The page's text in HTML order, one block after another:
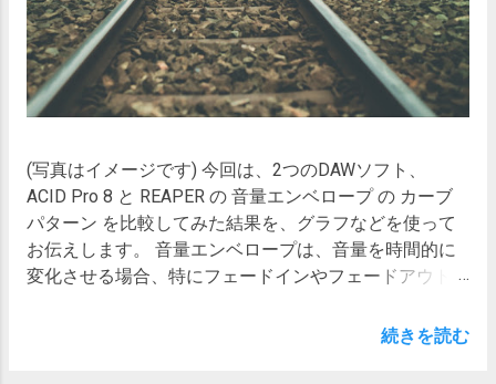
(写真はイメージです) 今回は、2つのDAWソフト、
ACID Pro 8 と REAPER の 音量エンベロープ の カーブ
パターン を比較してみた結果を、グラフなどを使って
お伝えします。 音量エンベロープは、音量を時間的に
変化させる場合、特にフェードインやフェードアウトの
DAWソフト、ACID Pro 8とREAPERとで、カーブパター
続きを読む